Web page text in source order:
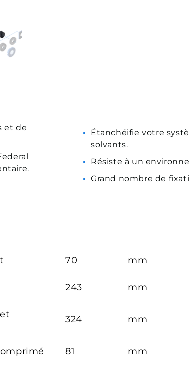
et de
Étanchéifie votre
solvants.
Résiste à un
Grand nombre de
70 mm
243 mm
324 mm
81 mm